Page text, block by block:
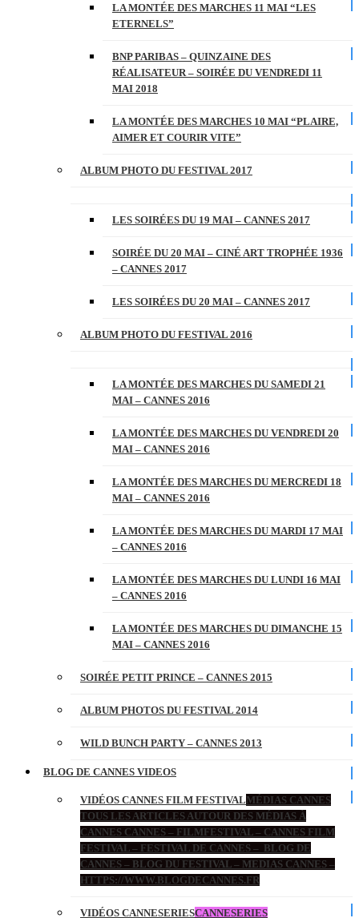
LA MONTÉE DES MARCHES 11 MAI “LES
ETERNELS”
BNP PARIBAS – QUINZAINE DES
RÉALISATEUR – SOIRÉE DU VENDREDI 11
MAI 2018
LA MONTÉE DES MARCHES 10 MAI “PLAIRE,
AIMER ET COURIR VITE”
ALBUM PHOTO DU FESTIVAL 2017
LES SOIRÉES DU 19 MAI – CANNES 2017
SOIRÉE DU 20 MAI – CINÉ ART TROPHÉE 1936
– CANNES 2017
LES SOIRÉES DU 20 MAI – CANNES 2017
ALBUM PHOTO DU FESTIVAL 2016
LA MONTÉE DES MARCHES DU SAMEDI 21
MAI – CANNES 2016
LA MONTÉE DES MARCHES DU VENDREDI 20
MAI – CANNES 2016
LA MONTÉE DES MARCHES DU MERCREDI 18
MAI – CANNES 2016
LA MONTÉE DES MARCHES DU MARDI 17 MAI
– CANNES 2016
LA MONTÉE DES MARCHES DU LUNDI 16 MAI
– CANNES 2016
LA MONTÉE DES MARCHES DU DIMANCHE 15
MAI – CANNES 2016
SOIRÉE PETIT PRINCE – CANNES 2015
ALBUM PHOTOS DU FESTIVAL 2014
WILD BUNCH PARTY – CANNES 2013
BLOG DE CANNES VIDEOS
VIDÉOS CANNES FILM FESTIVALMÉDIAS CANNES
TOUS LES ARTICLES AUTOUR DES MÉDIAS À
CANNES CANNES – FILMFESTIVAL – CANNES FILM
FESTIVAL – FESTIVAL DE CANNES – BLOG DE
CANNES – BLOG DU FESTIVAL – MEDIAS CANNES –
HTTPS://WWW.BLOGDECANNES.FR
VIDÉOS CANNESERIESCANNESERIES